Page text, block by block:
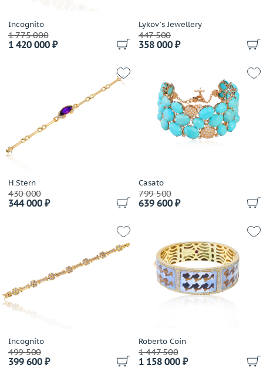
Incognito
1 775 000
1 420 000 ₽
Lykov`s Jewellery
447 500
358 000 ₽
H.Stern
430 000
344 000 ₽
Casato
799 500
639 600 ₽
Incognito
499 500
399 600 ₽
Roberto Coin
1 447 500
1 158 000 ₽